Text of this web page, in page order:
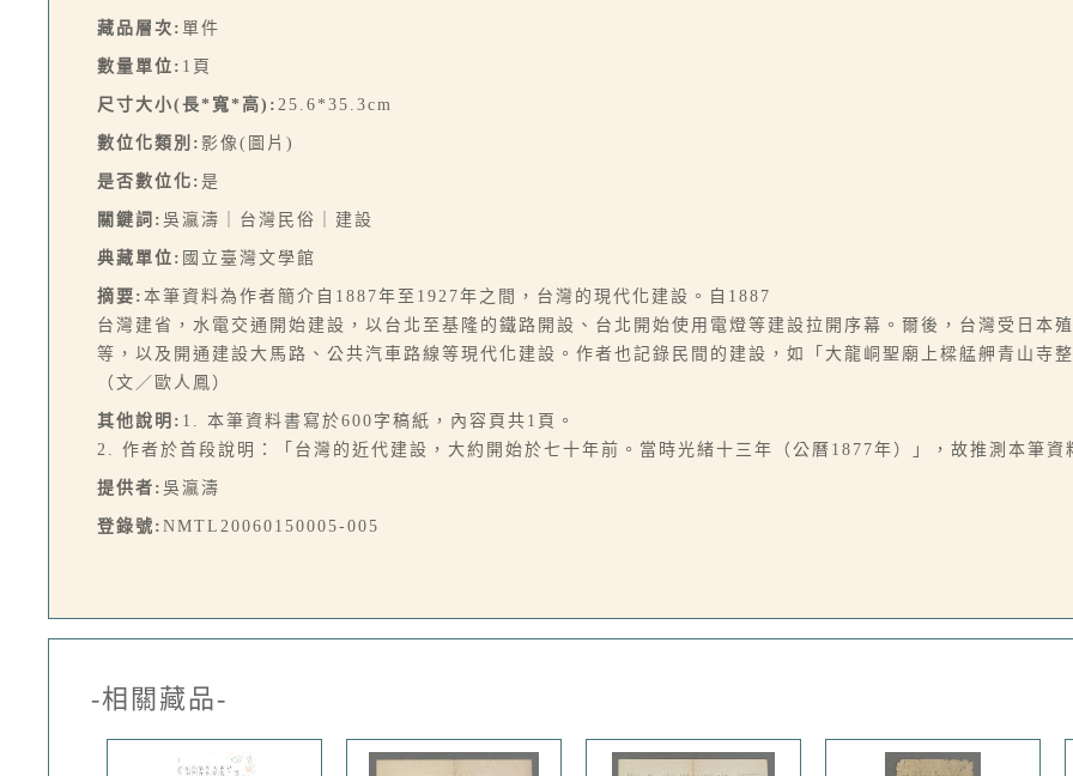
藏品層次: 單件
數量單位: 1頁
尺寸大小(長*寬*高): 25.6*35.3cm
數位化類別: 影像(圖片)
是否數位化: 是
關鍵詞: 吳瀛濤｜台灣民俗｜建設
典藏單位: 國立臺灣文學館
摘要: 本筆資料為作者簡介自1887年至1927年之間，台灣的現代化建設。自1887
台灣建省，水電交通開始建設，以台北至基隆的鐵路開設、台北開始使用電燈等建設拉開序幕。爾後，台灣受日本
等，以及開通建設大馬路、公共汽車路線等現代化建設。作者也記錄民間的建設，如「大龍峒聖廟上樑艋舺青山寺
（文／歐人鳳）
其他說明: 1. 本筆資料書寫於600字稿紙，內容頁共1頁。
2. 作者於首段說明：「台灣的近代建設，大約開始於七十年前。當時光緒十三年（公曆1877年）」，故推測本筆資
提供者: 吳瀛濤
登錄號: NMTL20060150005-005
-相關藏品-